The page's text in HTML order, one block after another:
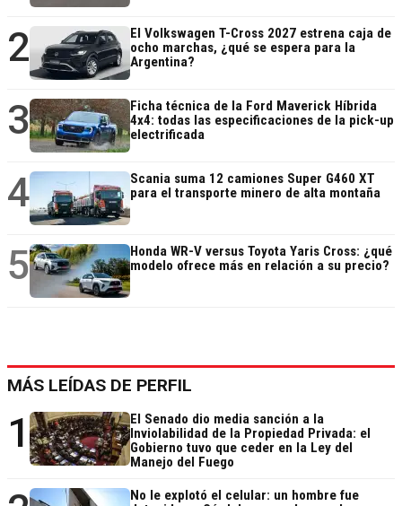
2
El Volkswagen T-Cross 2027 estrena caja de
ocho marchas, ¿qué se espera para la
Argentina?
3
Ficha técnica de la Ford Maverick Híbrida
4x4: todas las especificaciones de la pick-up
electrificada
4
Scania suma 12 camiones Super G460 XT
para el transporte minero de alta montaña
5
Honda WR-V versus Toyota Yaris Cross: ¿qué
modelo ofrece más en relación a su precio?
MÁS LEÍDAS DE PERFIL
1
El Senado dio media sanción a la
Inviolabilidad de la Propiedad Privada: el
Gobierno tuvo que ceder en la Ley del
Manejo del Fuego
No le explotó el celular: un hombre fue